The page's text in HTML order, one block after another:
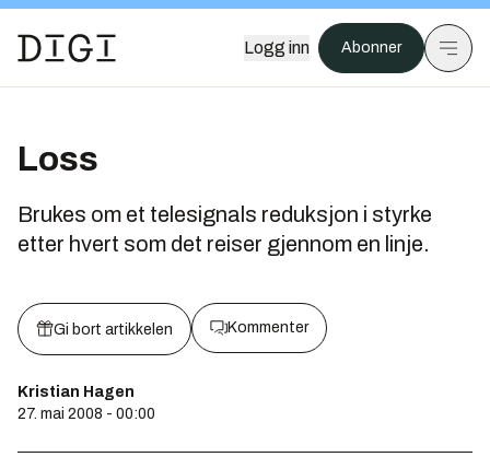
Logg inn Abonner
Loss
Brukes om et telesignals reduksjon i styrke
etter hvert som det reiser gjennom en linje.
Gi bort artikkelen Kommenter
Kristian Hagen
27. mai 2008 - 00:00